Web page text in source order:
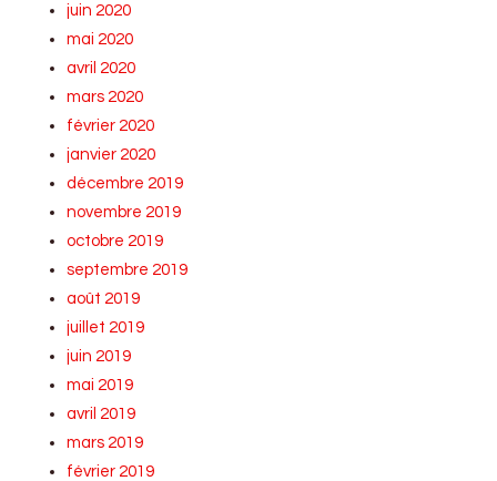
juin 2020
mai 2020
avril 2020
mars 2020
février 2020
janvier 2020
décembre 2019
novembre 2019
octobre 2019
septembre 2019
août 2019
juillet 2019
juin 2019
mai 2019
avril 2019
mars 2019
février 2019